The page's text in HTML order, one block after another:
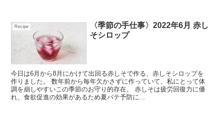
Recipe
〈季節の手仕事〉2022年6月 赤し
そシロップ
今日は6月から8月にかけて出回る赤しそで作る、赤しそシロップを
作りました。 数年前から毎年欠かさずに作っていて、私にとって体
調を崩しやすいこの季節のお守り的存在。 赤しそは疲労回復力に優
れ、食欲促進の効果があるため夏バテ予防に...